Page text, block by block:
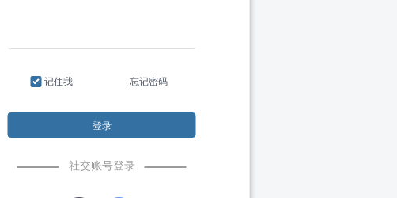
记住我 忘记密码
登录
社交账号登录